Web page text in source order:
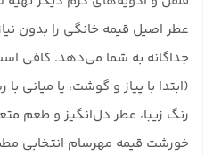
عطر اصیل قیمه خانگی را بدون
جداگانه به شما می‌دهد. کافی
(ابتدا با پیاز و گوشت، یا میانی
رنگ زیبا، عطر دل‌انگیز و طعم
خورشت قیمه مهرسام انتخابی